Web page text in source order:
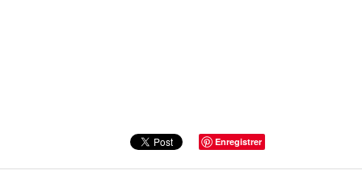
Enregistrer